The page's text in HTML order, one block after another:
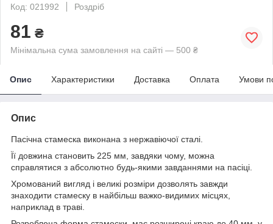
Код: 021992
Роздріб
81 ₴
Мінімальна сума замовлення на сайті — 500 ₴
Опис Характеристики Доставка Оплата Умови
Опис
Пасічна стамеска виконана з нержавіючої сталі.
Її довжина становить 225 мм, завдяки чому, можна
справлятися з абсолютно будь-якими завданнями на пасіці.
Хромований вигляд і великі розміри дозволять завжди
знаходити стамеску в найбільш важко-видимих місцях,
наприклад в траві.